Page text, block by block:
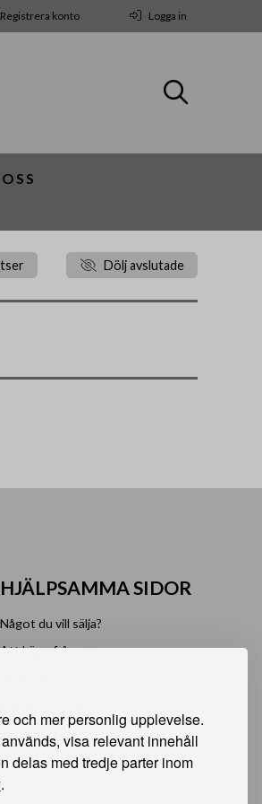
och mer personlig upplevelse.
visa relevant innehåll
delas med tredje parter inom
.
Registrera konto Logga in
Dölj avslutade
HJÄLPSAMMA SIDOR
Något du vill sälja?
Att köpa från oss
Kundservice